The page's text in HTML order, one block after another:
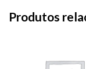
Produtos